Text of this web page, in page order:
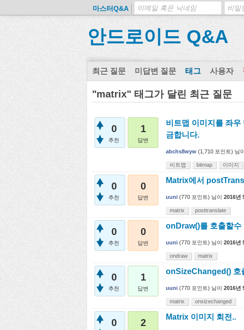
마스터Q&A
안드로이드 Q&A
최근 질문 미답변 질문 태그 사용자
"matrix" 태그가 달린 최근 질문
0
추천
1
답변
비트맵 이미지를 좌
금합니다.
abchs8wyw (1,710 포인트) 님이
비트맵 bitmap 이미지
0
추천
0
답변
Matrix에서
uuni (770 포인트) 님이 2016년
matrix posttranslate
0
추천
0
답변
onDraw()를 호출할수
uuni (770 포인트) 님이 2016년
ondraw matrix
0
추천
1
답변
onSizeChanged() 호
uuni (770 포인트) 님이 2016년
matrix onsizechanged
0 2
Matrix 이미지 회전..